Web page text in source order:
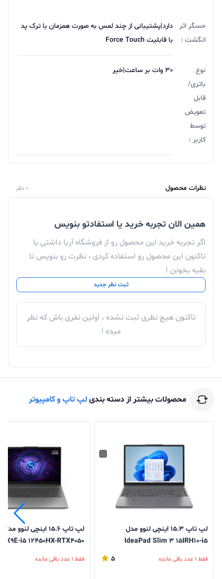
حسگر اثر
انگشت :
دارد|پشتیبانی از چند لمس به صورت همزمان با ترک پد
با قابلیت Force Touch
نوع
باتری/
قابل
تعویض
توسط
کاربر :
30 وات بر ساعت|خیر
نظرات محصول 0 نظر
همین الان تجربه خرید یا استفادتو بنویس
اگر تجربه خرید این محصول رو از فروشگاه آریا داشتی یا
تاکنون این محصول رو استفاده کردی ، نظرت رو بنویس تا
بقیه بخونن !
ثبت نظر جدید
تاکنون هیچ نظری ثبت نشده ، اولین نفری باش که نظر
میده !
محصولات بیشتر از دسته بندی لپ تاپ و کامپیوتر
لپ تاپ 15.3 اینچی لنوو مدل
IdeaPad Slim 3 15IRH10-i5
فقط 1 عدد باقی مانده 5
i5 12450HX-RTX4050
فقط 1 عدد باقی مانده